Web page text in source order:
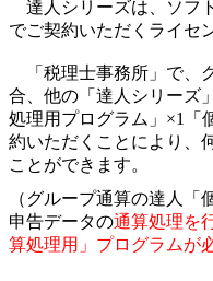
達人シリーズは、ソフ
でご契約いただくライセ
「税理士事務所」で
合 、他の「達人シリーズ
処理用プログラム」×1「
約いただく ことにより、
ことができます。
（グループ通算の達人「
申告データの通算処理を
算処理用」プログラムが